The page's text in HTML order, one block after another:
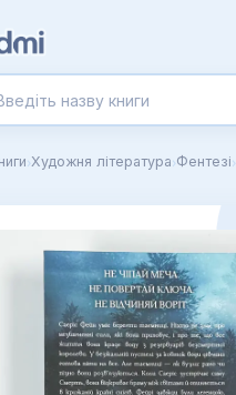
›Художня література›Фентезі›